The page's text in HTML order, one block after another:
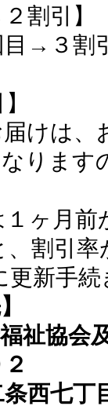
割引】
→３割
けは、
ります
ヶ月前
割引率
更新手
祉協会
西七丁